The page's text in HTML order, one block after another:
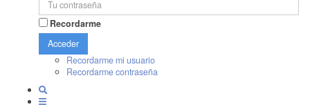
Recordarme
Acceder
Recordarme mi usuario
Recordarme contraseña